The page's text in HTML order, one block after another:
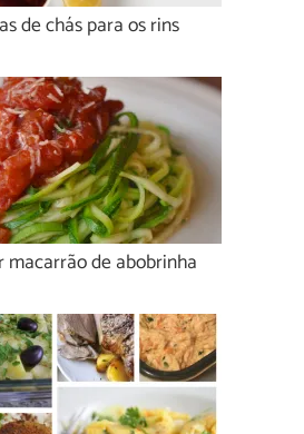
de chás para os rins
macarrão de abobrinha